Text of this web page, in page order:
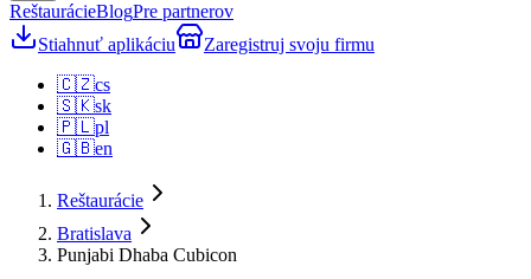
ReštaurácieBlogPre partnerov
Stiahnuť aplikáciu
Zaregistruj svoju firmu
🇨🇿cs
🇸🇰sk
🇵🇱pl
🇬🇧en
Reštaurácie
Bratislava
Punjabi Dhaba Cubicon